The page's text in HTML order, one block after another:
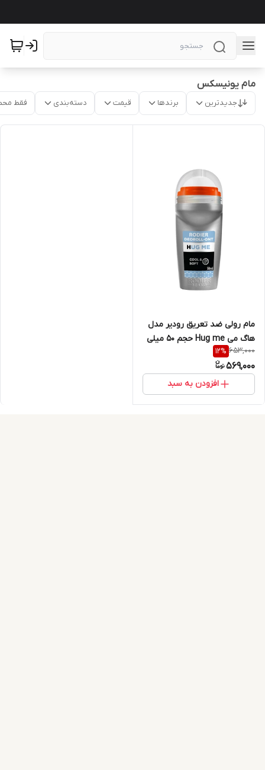
مام یونیسکس
جدیدترین برندها قیمت دسته‌بندی فقط
مام رولی ضد تعریق رودیر مدل
هاگ می Hug me حجم 50 میلی
لیتر
653,000
12%
569,000
افزودن به سبد